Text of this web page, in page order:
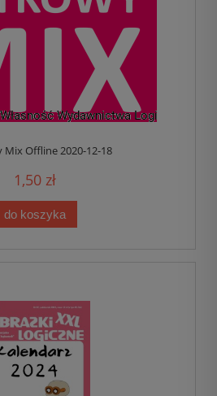
Mix Offline 2020-12-18
1,50 zł
do koszyka